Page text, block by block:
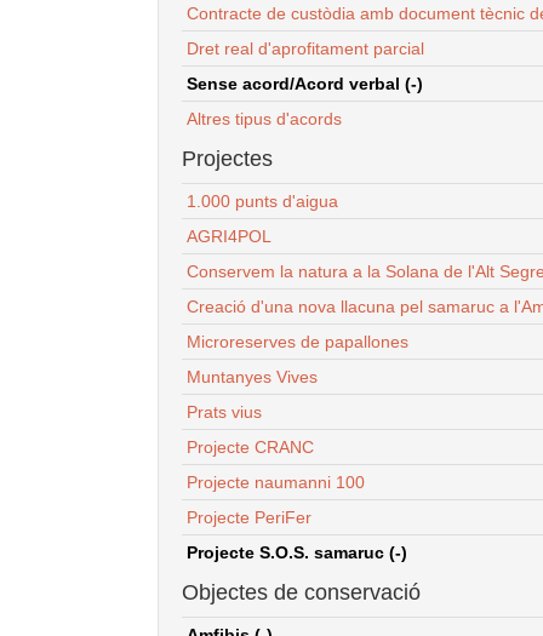
Contracte de custòdia amb document tècnic
Dret real d'aprofitament parcial
Sense acord/Acord verbal (-)
Altres tipus d'acords
Projectes
1.000 punts d'aigua
AGRI4POL
Conservem la natura a la Solana de l'Alt
Creació d'una nova llacuna pel samaruc a
Microreserves de papallones
Muntanyes Vives
Prats vius
Projecte CRANC
Projecte naumanni 100
Projecte PeriFer
Projecte S.O.S. samaruc (-)
Objectes de conservació